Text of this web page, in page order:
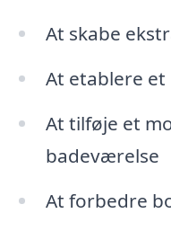
At skabe
At etablere
At tilføje et
badeværelse
At forbedre